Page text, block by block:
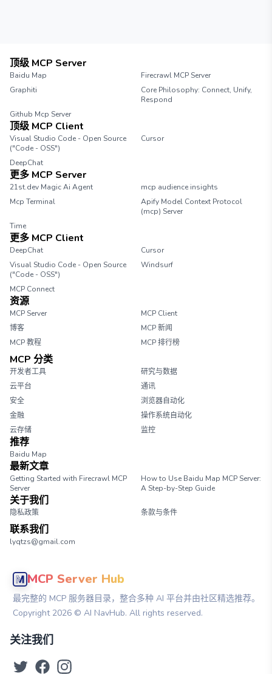
顶级 MCP Server
Baidu Map
Firecrawl MCP Server
Graphiti
Core Philosophy: Connect, Unify,
Respond
Github Mcp Server
顶级 MCP Client
Visual Studio Code - Open Source
("Code - OSS")
Cursor
DeepChat
更多 MCP Server
21st.dev Magic Ai Agent
mcp audience insights
Mcp Terminal
Apify Model Context Protocol
(mcp) Server
Time
更多 MCP Client
DeepChat
Cursor
Visual Studio Code - Open Source
("Code - OSS")
Windsurf
MCP Connect
资源
MCP Server
MCP Client
博客
MCP 新闻
MCP 教程
MCP 排行榜
MCP 分类
开发者工具
研究与数据
云平台
通讯
安全
浏览器自动化
金融
操作系统自动化
云存储
监控
推荐
Baidu Map
最新文章
Getting Started with Firecrawl MCP
Server
How to Use Baidu Map MCP Server:
A Step-by-Step Guide
关于我们
隐私政策 条款与条件
联系我们
lyqtzs@gmail.com
MCP Server Hub
最完整的 MCP 服务器目录，整合多种 AI 平台并由社区精选推荐。
Copyright 2026© AI NavHub. All rights reserved.
关注我们